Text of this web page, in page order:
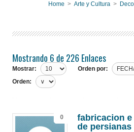
Home > Arte y Cultura>
Mostrando 6 de 226 Enlaces
Mostrar:
Orden por:
Orden:
0
fabricacion
de persianas